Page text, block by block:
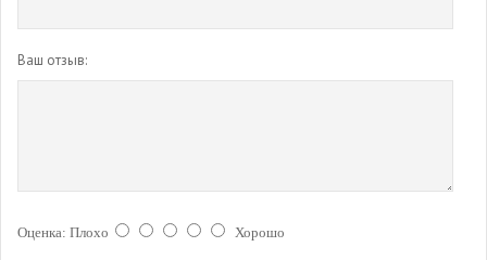
Ваш отзыв:
Оценка: Плохо Хорошо